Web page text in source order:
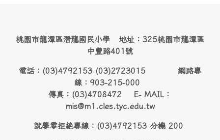
桃園市龍潭區潛龍國民小學 地址：325桃園市龍潭區
中豐路401號
電話：(03)4792153 (03)2723015 網路專
線：903-215-000
傳真：(03)4708472 E- MAIL：
mis@m1.cles.tyc.edu.tw
就學零拒絶專線：(03)4792153 分機 200